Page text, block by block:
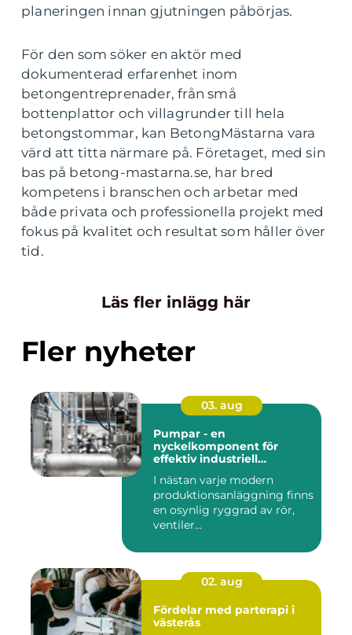
planeringen innan gjutningen påbörjas.
För den som söker en aktör med
dokumenterad erfarenhet inom
betongentreprenader, från små
bottenplattor och villagrunder till hela
betongstommar, kan BetongMästarna vara
värd att titta närmare på. Företaget, med sin
bas på betong-mastarna.se, har bred
kompetens i branschen och arbetar med
både privata och professionella projekt med
fokus på kvalitet och resultat som håller över
tid.
Läs fler inlägg här
Fler nyheter
03. aug
Pumpar - en
nyckelkomponent för
effektiv industriell
I nästan varje modern
produktionsanläggning finns
en osynlig ryggrad av rör,
ventiler...
02. aug
Fördelar med parterapi i
västerås